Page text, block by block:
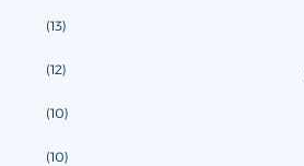
(13)
(12)
(10)
(10)